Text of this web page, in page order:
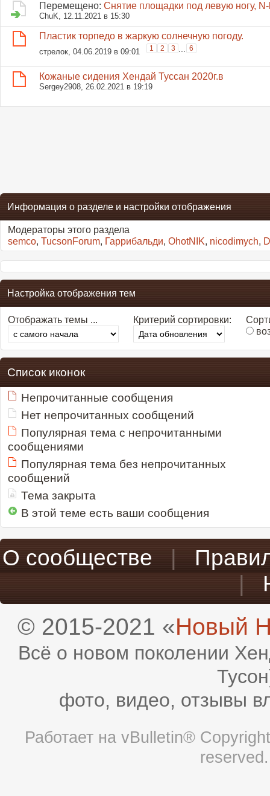
Перемещено: Снятие площадки под левую ногу,
ChuK, 12.11.2021 в 15:30
Пластик торпедо в жаркую солнечную погоду.
стрелок , 04.06.2019 в 09:01 1 2 3 6
Кожаные сидения Хендай Туссан 2020г.в
Sergey2908 , 26.02.2021 в 19:19
Информация о разделе и настройки отображения
Модераторы этого раздела
semco, TucsonForum, Гаррибальди, OhotNIK, nicodimych,
Настройка отображения тем
Отображать темы ... Критерий сортировки:
Список иконок
Непрочитанные сообщения
Нет непрочитанных сообщений
Популярная тема с непрочитанными
сообщениями
Популярная тема без непрочитанных
сообщений
Тема закрыта
В этой теме есть ваши сообщения
О сообществе |
|
© 2015-2021 «Новый
Всё о новом поколении
фото, видео, отзывы
Работает на vBulletin®